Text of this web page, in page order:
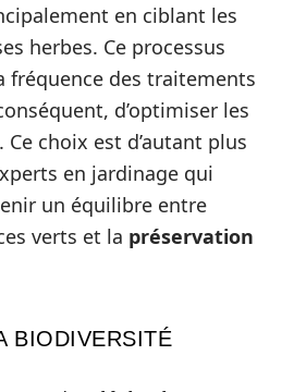
en ciblant les
herbes. Ce processus
fréquence des traitements
d’optimiser les
choix est d’autant plus
en jardinage qui
un équilibre entre
verts et la préservation
BIODIVERSITÉ